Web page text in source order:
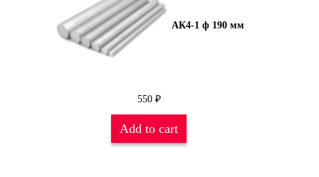
АК4-1 ф 190 мм
550 ₽
Add to cart